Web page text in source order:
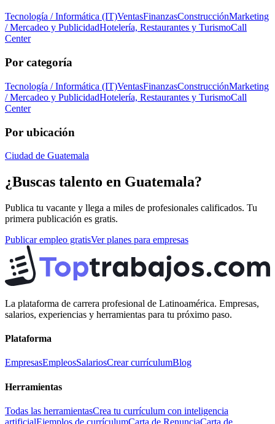
Tecnología / Informática (IT)VentasFinanzasConstrucciónMarketing
/ Mercadeo y PublicidadHotelería, Restaurantes y TurismoCall
Center
Por categoría
Tecnología / Informática (IT)VentasFinanzasConstrucciónMarketing
/ Mercadeo y PublicidadHotelería, Restaurantes y TurismoCall
Center
Por ubicación
Ciudad de Guatemala
¿Buscas talento en Guatemala?
Publica tu vacante y llega a miles de profesionales calificados. Tu
primera publicación es gratis.
Publicar empleo gratisVer planes para empresas
La plataforma de carrera profesional de Latinoamérica. Empresas,
salarios, experiencias y herramientas para tu próximo paso.
Plataforma
EmpresasEmpleosSalariosCrear currículumBlog
Herramientas
Todas las herramientasCrea tu currículum con inteligencia
artificialEjemplos de currículumCarta de RenunciaCarta de